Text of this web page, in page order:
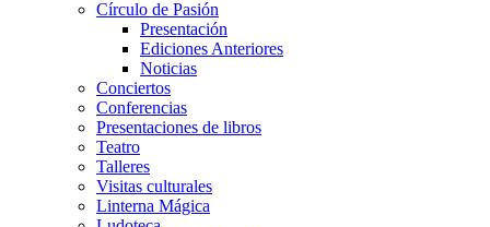
Círculo de Pasión
Presentación
Ediciones Anteriores
Noticias
Conciertos
Conferencias
Presentaciones de libros
Teatro
Talleres
Visitas culturales
Linterna Mágica